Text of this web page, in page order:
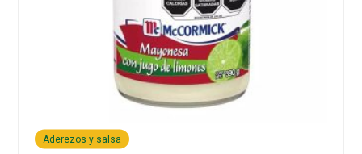
Aderezos y salsa